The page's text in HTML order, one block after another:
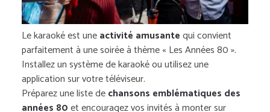
Le karaoké est uneactivité amusantequi convient
parfaitement à une soirée à thème « Les Années 80 ».
Installez un système de karaoké ou utilisez une
application sur votre téléviseur.
Préparez une liste dechansons emblématiques des
années 80et encouragez vos invités à monter sur